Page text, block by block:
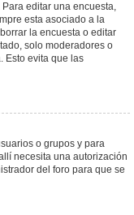
editar una encuesta,
esta asociado a la
la encuesta o editar
solo moderadores o
Esto evita que las
o grupos y para
necesita una autorización
del foro para que se